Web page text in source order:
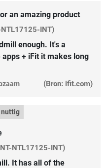
an amazing product
NTL17125-INT)
enough. It's a
+ iFit it makes long
(Bron: ifit.com)
nuttig
NTL17125-INT)
It has all of the